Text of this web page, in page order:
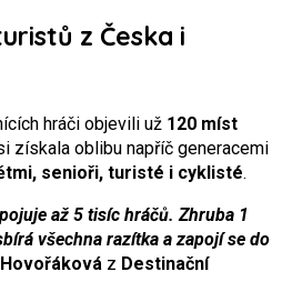
z Česka i
hráči objevili už 120 míst
získala oblibu napříč generacemi
senioři, turisté i cyklisté.
až 5 tisíc hráčů. Zhruba 1
všechna razítka a zapojí se do
z Destinační